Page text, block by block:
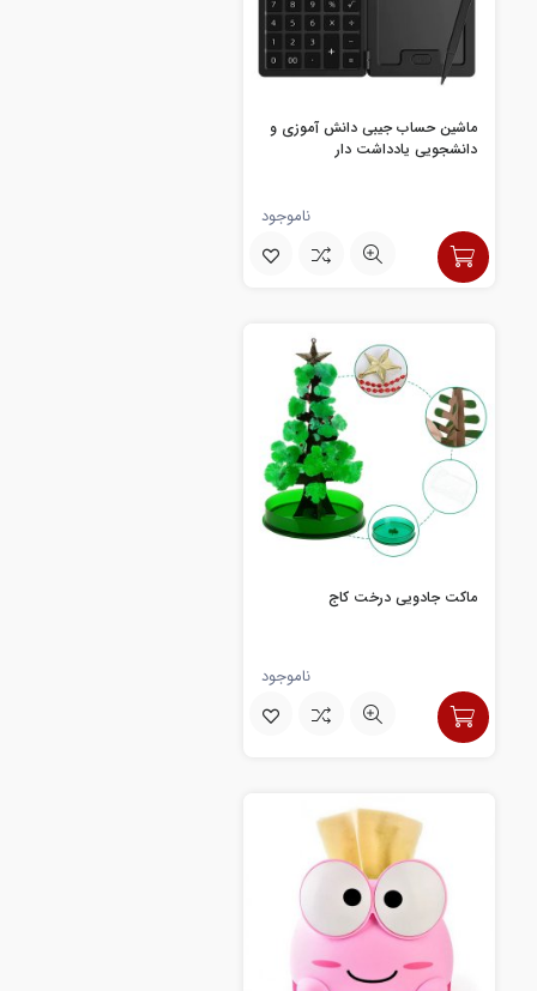
ماشین حساب جیبی دانش آموزی و
دانشجویی یادداشت دار
ناموجود
ماکت جادویی درخت کاج
ناموجود